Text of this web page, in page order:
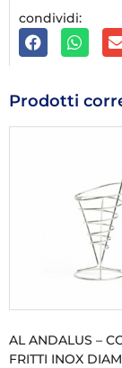
condividi:
Prodotti
AL ANDALUS –
FRITTI INOX